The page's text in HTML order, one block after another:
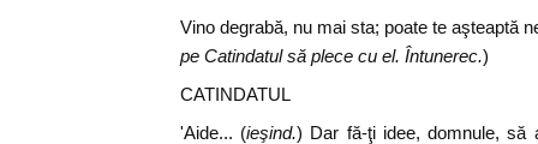
Vino degrabă, nu mai sta; poate te aşteaptă
pe Catindatul să plece cu el. Întunerec.)
CATINDATUL
'Aide... (ieşind.) Dar fă-ţi idee, domnule, să